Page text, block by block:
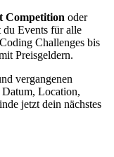
Competition oder
du Events für alle
Challenges bis
Preisgeldern.
vergangenen
Location,
jetzt dein nächstes